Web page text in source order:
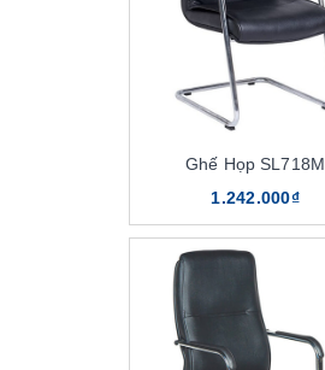
Ghế Họp SL718M
1.242.000₫